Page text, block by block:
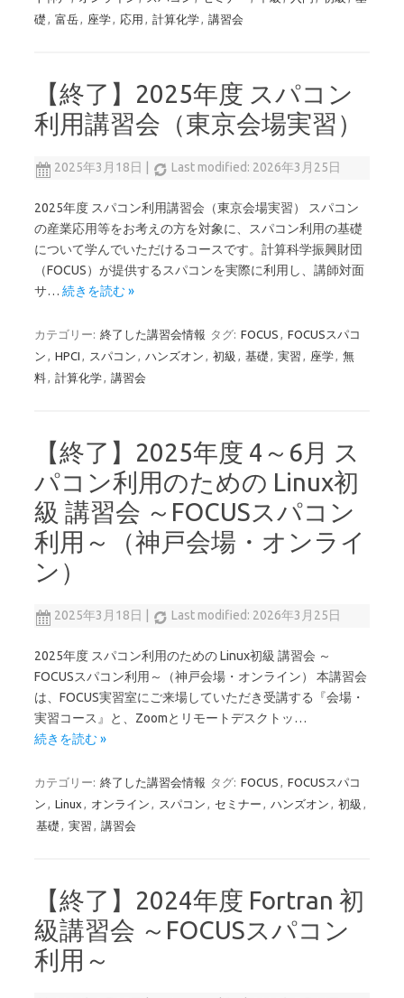
礎 , 富岳, 座学, 応用 , 計算化学, 講習会
【終了】2025年度 スパコン
利用講習会（東京会場実習）
2025年3月18日 Last modified: 2026年3月25日
2025年度 スパコン利用講習会（東京会場実習） スパコン
の産業応用等をお考えの方を対象に、スパコン利用の基礎
について学んでいただけるコースです。計算科学振興財団
（FOCUS）が提供するスパコンを実際に利用し、講師対面
サ… 続きを読む »
カテゴリー: 終了した講習会情報 タグ: FOCUS , FOCUSスパコ
ン , HPCI , スパコン , ハンズオン , 初級 , 基礎 , 実習 , 座学, 無
料, 計算化学, 講習会
【終了】2025年度 4～6月 ス
パコン利用のための Linux初
級 講習会 ～FOCUSスパコン
利用～（神戸会場・オンライ
ン）
2025年3月18日 Last modified: 2026年3月25日
2025年度 スパコン利用のための Linux初級 講習会 ～
FOCUSスパコン利用～（神戸会場・オンライン） 本講習会
は、FOCUS実習室にご来場していただき受講する『会場・
実習コース』と、Zoomとリモートデスクトッ…
続きを読む »
カテゴリー: 終了した講習会情報 タグ: FOCUS , FOCUSスパコ
ン , Linux , オンライン , スパコン , セミナー , ハンズオン , 初級 ,
基礎 , 実習 , 講習会
【終了】2024年度 Fortran 初
級講習会 ～FOCUSスパコン
利用～